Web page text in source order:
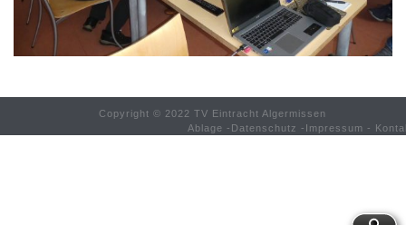
Copyright © 2022 TV Eintracht Algermissen
Ablage - Datenschutz - Impressum -